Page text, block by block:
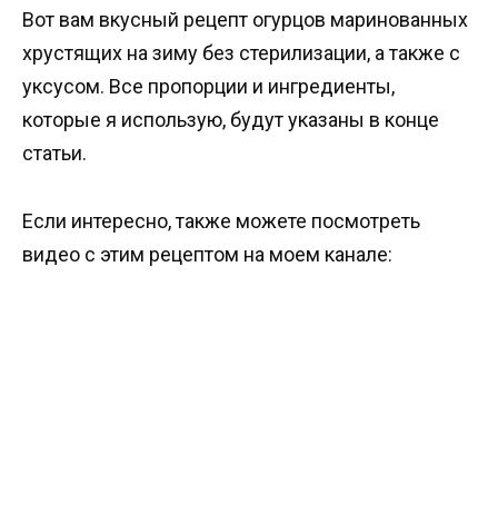
Вот вам вкусный рецепт огурцов маринованных
хрустящих на зиму без стерилизации, а также с
уксусом. Все пропорции и ингредиенты,
которые я использую, будут указаны в конце
статьи.
Если интересно, также можете посмотреть
видео с этим рецептом на моем канале: